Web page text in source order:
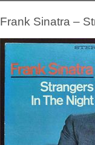
Frank Sinatra –